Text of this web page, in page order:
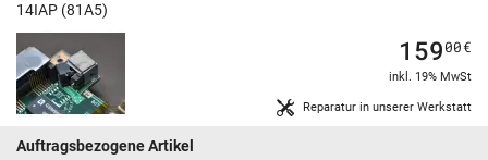
14IAP (81A5)
Reparatur in unserer Werkstatt
15900€
inkl. 19% MwSt
Auftragsbezogene Artikel